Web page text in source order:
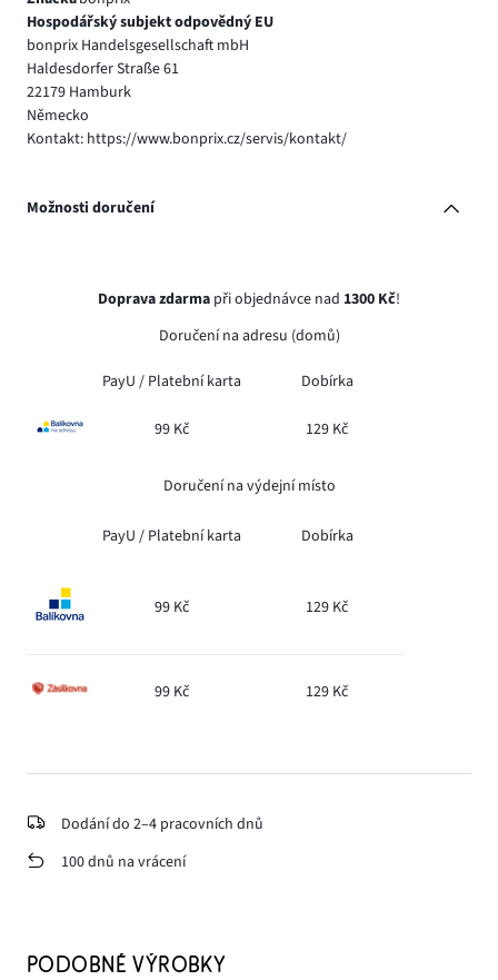
Hospodářský subjekt odpovědný EU
bonprix Handelsgesellschaft mbH
Haldesdorfer Straße 61
22179 Hamburk
Německo
Kontakt: https://www.bonprix.cz/servis/kontakt/
Možnosti doručení
Doprava zdarma při objednávce nad 1300 Kč!
Doručení na adresu (domů)
PayU / Platební karta Dobírka
99 Kč 129 Kč
Doručení na výdejní místo
PayU / Platební karta Dobírka
99 Kč 129 Kč
99 Kč 129 Kč
Dodání do 2–4 pracovních dnů
100 dnů na vrácení
PODOBNÉ VÝROBKY